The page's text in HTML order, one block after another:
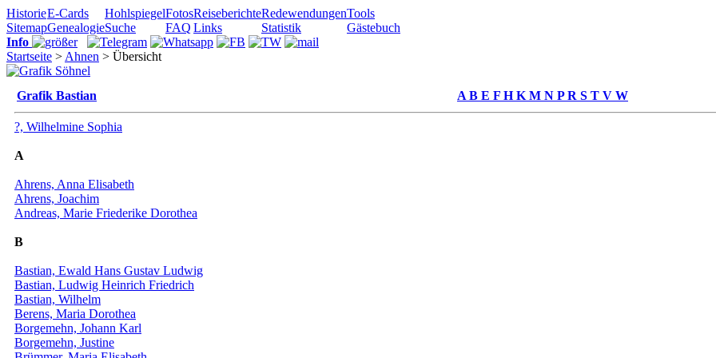
HistorieE-Cards HohlspiegelFotosReiseberichteRedewendungenTools
SitemapGenealogieSuche FAQ Links Statistik
Gästebuch
Info
Startseite > Ahnen > Übersicht
Grafik Bastian A B E F HK M N PR S T V W
?, Wilhelmine Sophia
A
Ahrens, Anna Elisabeth
Ahrens, Joachim
Andreas, Marie Friederike Dorothea
B
Bastian, Ewald Hans Gustav Ludwig
Bastian, Ludwig Heinrich Friedrich
Bastian, Wilhelm
Berens, Maria Dorothea
Borgemehn, Johann Karl
Borgemehn, Justine